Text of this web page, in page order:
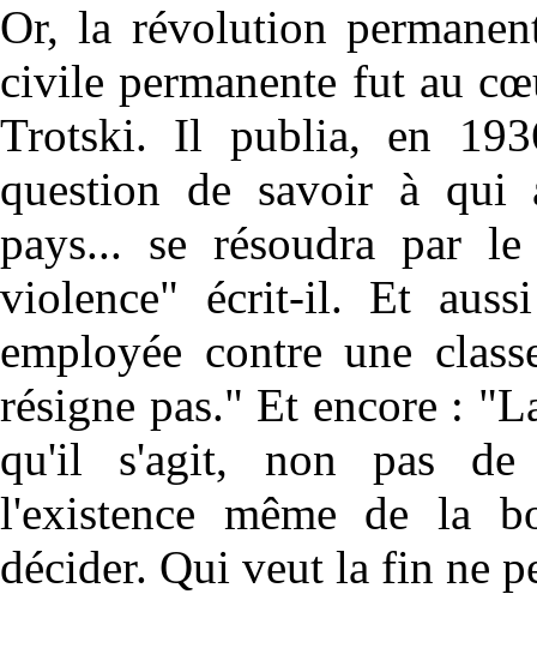
Or, la révolution
civile permanente fut au
Trotski. Il publia, en
question de savoir à qui
pays... se résoudra par
violence" écrit-il. Et
employée contre une
résigne pas." Et encore :
qu'il s'agit, non pas de
l'existence même de la
décider. Qui veut la fin ne